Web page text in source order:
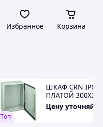
Избранное Корзина
Tоп
ШКАФ CRN IP66
ПЛАТОЙ
Цену уточняйте